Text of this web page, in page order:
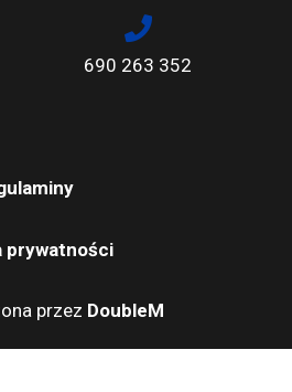
690 263 352
prywatności
przez DoubleM